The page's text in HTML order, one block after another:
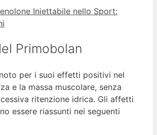
Iniettabile nello Sport:
Primobolan
per i suoi effetti positivi nel
e la massa muscolare, senza
ritenzione idrica. Gli affetti
essere riassunti nei seguenti